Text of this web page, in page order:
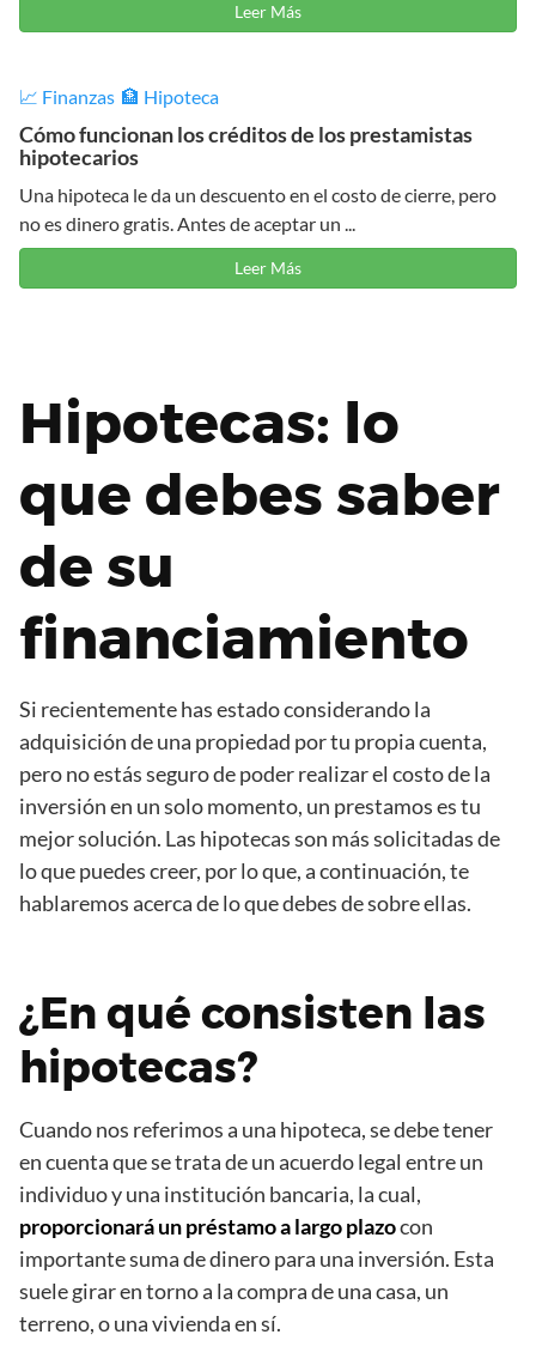
Leer Más
📈 Finanzas 🏦 Hipoteca
Cómo funcionan los créditos de los prestamistas
hipotecarios
Una hipoteca le da un descuento en el costo de cierre, pero
no es dinero gratis. Antes de aceptar un ...
Leer Más
Hipotecas: lo
que debes saber
de su
financiamiento
Si recientemente has estado considerando la
adquisición de una propiedad por tu propia cuenta,
pero no estás seguro de poder realizar el costo de la
inversión en un solo momento, un prestamos es tu
mejor solución. Las hipotecas son más solicitadas de
lo que puedes creer, por lo que, a continuación, te
hablaremos acerca de lo que debes de sobre ellas.
¿En qué consisten las
hipotecas?
Cuando nos referimos a una hipoteca, se debe tener
en cuenta que se trata de un acuerdo legal entre un
individuo y una institución bancaria, la cual,
proporcionará un préstamo a largo plazocon
importante suma de dinero para una inversión. Esta
suele girar en torno a la compra de una casa, un
terreno, o una vivienda en sí.